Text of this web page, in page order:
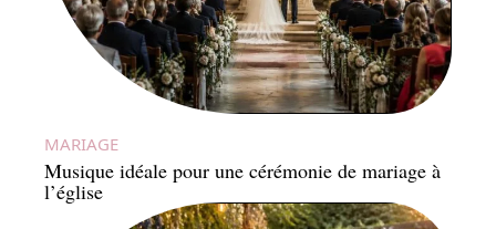
MARIAGE
Musique idéale pour une cérémonie de mariage à
l’église